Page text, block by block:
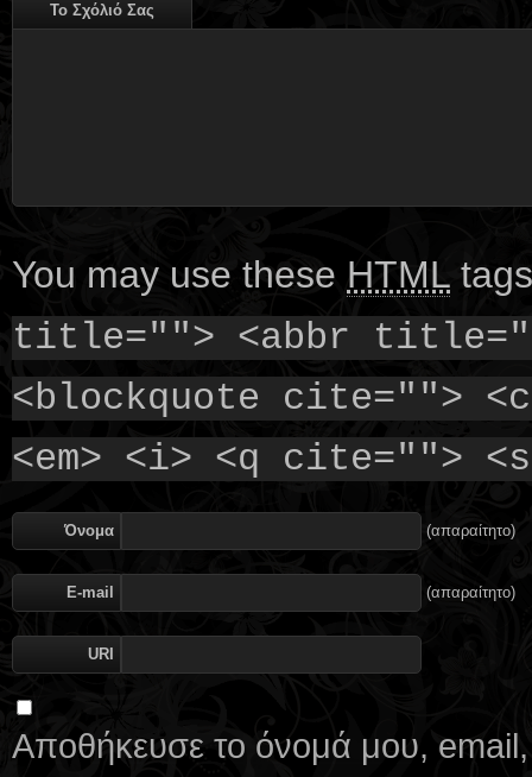
Το Σχόλιό Σας
You may use these HTML
title=""> <abbr
<blockquote cite="">
<em> <i> <q cite="">
Όνομα (απαραίτητο)
E-mail (απαραίτητο)
URI
Αποθήκευσε το όνομά μου, email,